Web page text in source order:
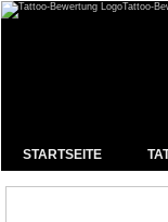
Tattoo-
STARTSEITE